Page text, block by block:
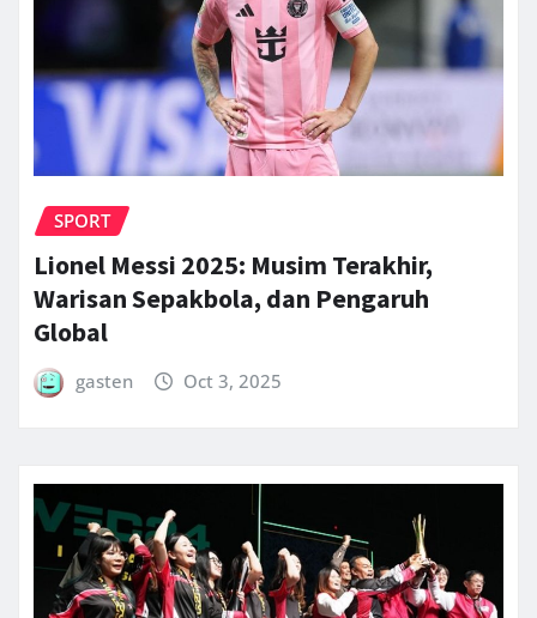
SPORT
Lionel Messi 2025: Musim Terakhir,
Warisan Sepakbola, dan Pengaruh
Global
gasten Oct 3, 2025